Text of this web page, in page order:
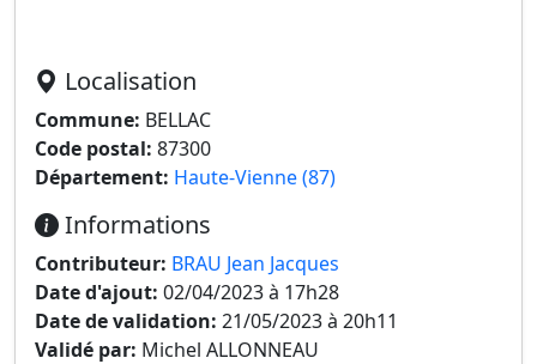
Localisation
Commune: BELLAC
Code postal: 87300
Département: Haute-Vienne (87)
Informations
Contributeur: BRAU Jean Jacques
Date d'ajout: 02/04/2023 à 17h28
Date de validation: 21/05/2023 à 20h11
Validé par: Michel ALLONNEAU